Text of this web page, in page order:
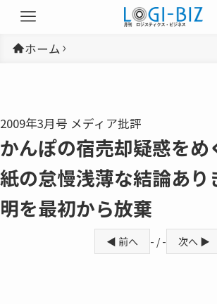
ホーム
2009年3月号 メディア批評
かんぽの宿売却疑惑をめ
紙の怠慢浅薄な結論あり
明を最初から放棄
◀ 前へ - / - 次へ ▶